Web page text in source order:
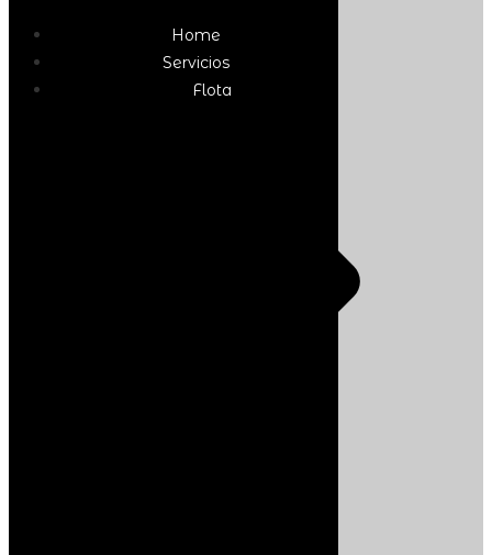
Home
Servicios
Flota